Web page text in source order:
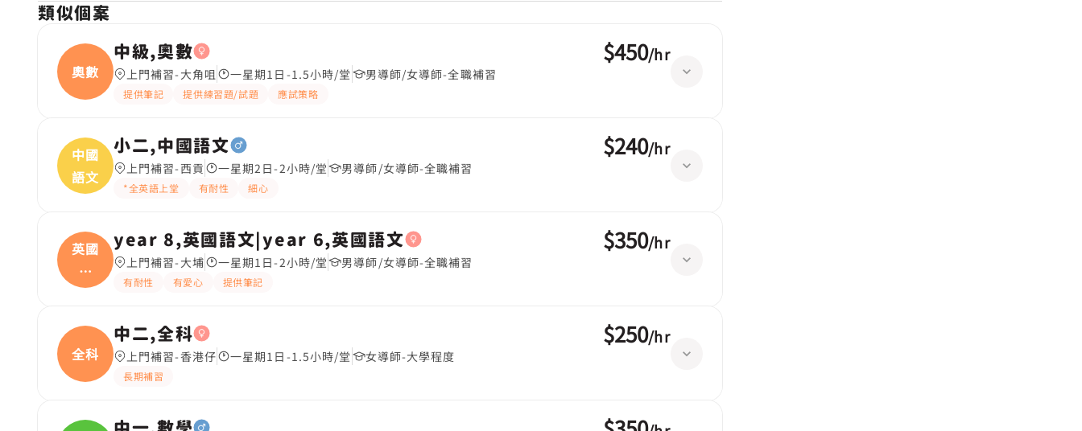
類似個案
奧數
中級,奧數
上門補習-大角咀 一星期1日-1.5小時/堂 男導師/女導師-全職補習
提供筆記 提供練習題/試題 應試策略
$450/hr
中國
語文
小二,中國語文
上門補習-西貢 一星期2日-2小時/堂 男導師/女導師-全職補習
*全英語上堂 有耐性 細心
$240/hr
英國
語
文|
year 8,英國語文|year 6,英國語文
上門補習-大埔 一星期1日-2小時/堂 男導師/女導師-全職補習
有耐性 有愛心 提供筆記
$350/hr
全科
中二,全科
上門補習-香港仔 一星期1日-1.5小時/堂 女導師-大學程度
長期補習
$250/hr